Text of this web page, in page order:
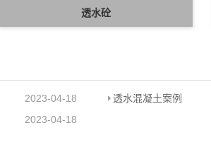
透水砼
2023-04-18 透水混凝土案例
2023-04-18